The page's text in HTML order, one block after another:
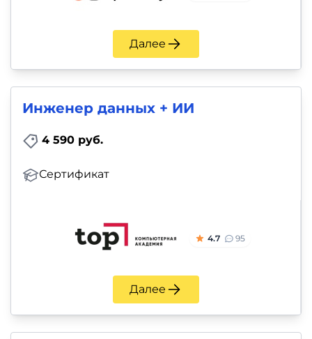
Далее
Инженер данных + ИИ
4 590 руб.
Сертификат
4.7 95
Далее